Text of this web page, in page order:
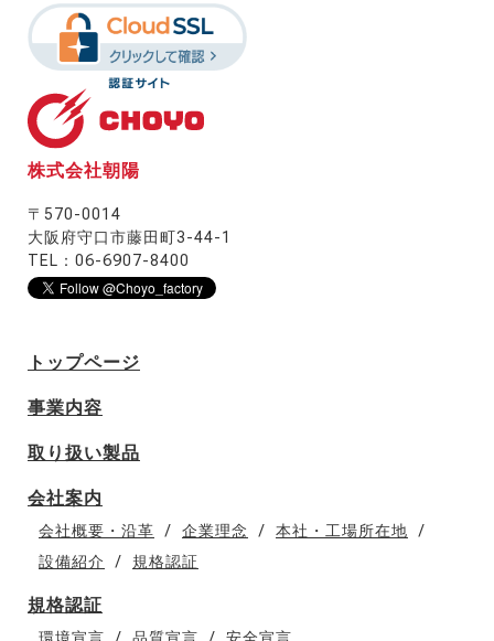
株式会社朝陽
〒570-0014
大阪府守口市藤田町3-44-1
TEL：06-6907-8400
トップページ
事業内容
取り扱い製品
会社案内
会社概要・沿革 企業理念
本社・工場所在地
設備紹介
規格認証
規格認証